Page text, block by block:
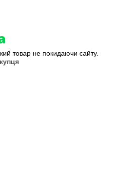
товар не покидаючи сайту.